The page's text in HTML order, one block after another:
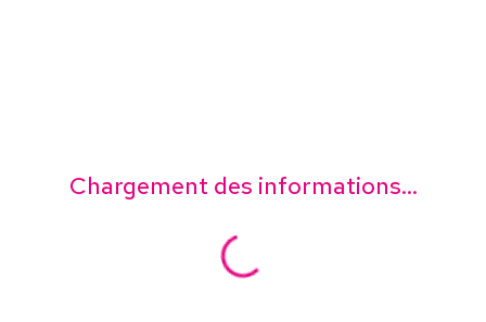
Chargement des informations...